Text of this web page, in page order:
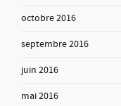
octobre 2016
septembre 2016
juin 2016
mai 2016